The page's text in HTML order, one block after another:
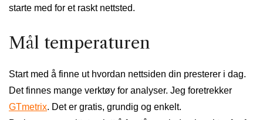
starte med for et raskt nettsted.
Mål temperaturen
Start med å finne ut hvordan nettsiden din presterer i dag.
Det finnes mange verktøy for analyser. Jeg foretrekker
GTmetrix. Det er gratis, grundig og enkelt.